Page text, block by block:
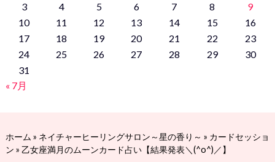
3
4 5 6 7 8
9
10
11 12 13 14 15
16
17
18 19 20 21 22
23
24
25 26 27 28 29
30
31
« 7月
ホーム » ネイチャーヒーリングサロン～星の香り～ » カードセッショ
ン » 乙女座満月のムーンカード占い【結果発表＼(^o^)／】